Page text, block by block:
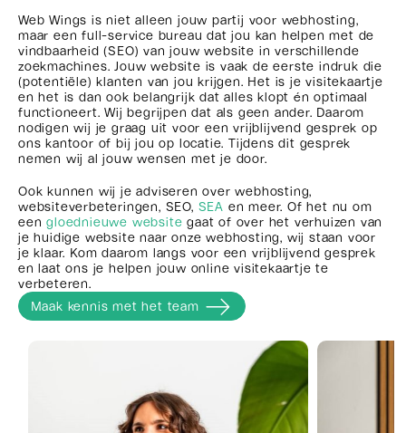
Web Wings is niet alleen jouw partij voor webhosting,
maar een full-service bureau dat jou kan helpen met de
vindbaarheid (SEO) van jouw website in verschillende
zoekmachines. Jouw website is vaak de eerste indruk die
(potentiële) klanten van jou krijgen. Het is je visitekaartje
en het is dan ook belangrijk dat alles klopt én optimaal
functioneert. Wij begrijpen dat als geen ander. Daarom
nodigen wij je graag uit voor een vrijblijvend gesprek op
ons kantoor of bij jou op locatie. Tijdens dit gesprek
nemen wij al jouw wensen met je door.
Ook kunnen wij je adviseren over webhosting,
websiteverbeteringen, SEO, SEA en meer. Of het nu om
eengloednieuwe website gaat of over het verhuizen van
je huidige website naar onze webhosting, wij staan voor
je klaar. Kom daarom langs voor een vrijblijvend gesprek
en laat ons je helpen jouw online visitekaartje te
verbeteren.
Maak kennis met het team